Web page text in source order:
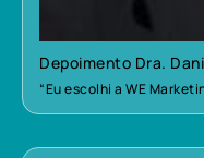
Depoimento Dra.
“Eu escolhi a WE